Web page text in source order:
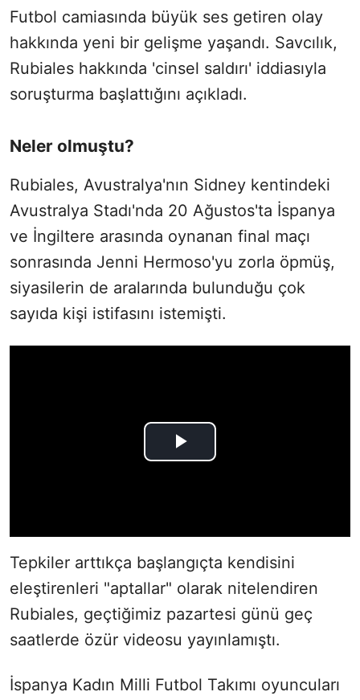
Futbol camiasında büyük ses getiren olay
hakkında yeni bir gelişme yaşandı. Savcılık,
Rubiales hakkında 'cinsel saldırı' iddiasıyla
soruşturma başlattığını açıkladı.
Neler olmuştu?
Rubiales, Avustralya'nın Sidney kentindeki
Avustralya Stadı'nda 20 Ağustos'ta İspanya
ve İngiltere arasında oynanan final maçı
sonrasında Jenni Hermoso'yu zorla öpmüş,
siyasilerin de aralarında bulunduğu çok
sayıda kişi istifasını istemişti.
Tepkiler arttıkça başlangıçta kendisini
eleştirenleri "aptallar" olarak nitelendiren
Rubiales, geçtiğimiz pazartesi günü geç
saatlerde özür videosu yayınlamıştı.
İspanya Kadın Milli Futbol Takımı oyuncuları